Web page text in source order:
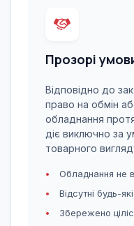
Прозорі
Відповідно до
право на обмін
обладнання
діє виключно за
товарного
Обладнання не
Відсутні будь-
Збережено